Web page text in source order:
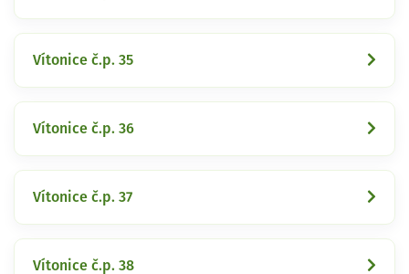
Vítonice č.p. 35
Vítonice č.p. 36
Vítonice č.p. 37
Vítonice č.p. 38